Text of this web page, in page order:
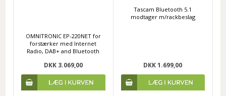
OMNITRONIC EP-220NET for
forstærker med Internet
Radio, DAB+ and Bluetooth
DKK 3.069,00
Tascam Bluetooth 5.1
modtager m/rackbeslag
DKK 1.699,00